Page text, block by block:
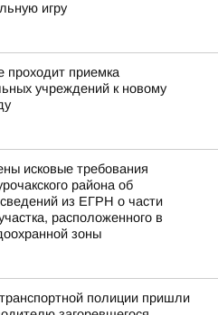
игру
проходит приемка
учреждений к новому
исковые требования
района об
из ЕГРН о части
расположенного в
зоны
полиции пришли